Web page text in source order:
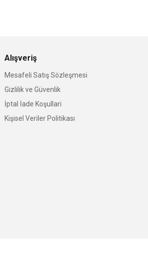
Alışveriş
Mesafeli Satış Sözleşmesi
Gizlilik ve Güvenlik
İptal İade Koşullari
Kişisel Veriler Politikası